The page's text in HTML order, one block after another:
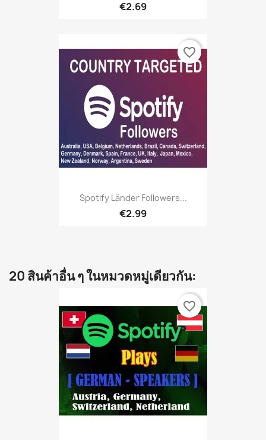
€2.69
Spotify Länder Followers...
€2.99
favorite_border
20 สินค้าอื่น ๆ ในหมวดหมู่เดียวกัน:
favorite_border